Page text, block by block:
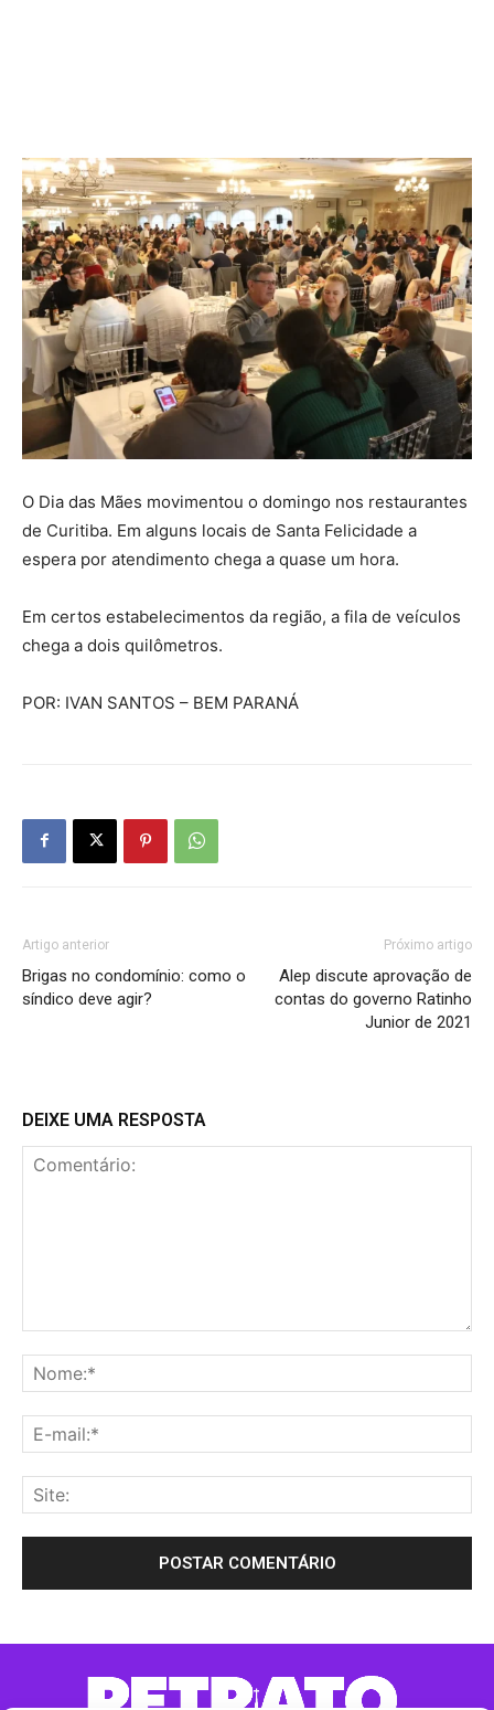
O Dia das Mães movimentou o domingo nos restaurantes
de Curitiba. Em alguns locais de Santa Felicidade a
espera por atendimento chega a quase um hora.
Em certos estabelecimentos da região, a fila de veículos
chega a dois quilômetros.
POR: IVAN SANTOS – BEM PARANÁ
Artigo anterior
Brigas no condomínio: como o
síndico deve agir?
Próximo artigo
Alep discute aprovação de
contas do governo Ratinho
Junior de 2021
DEIXE UMA RESPOSTA